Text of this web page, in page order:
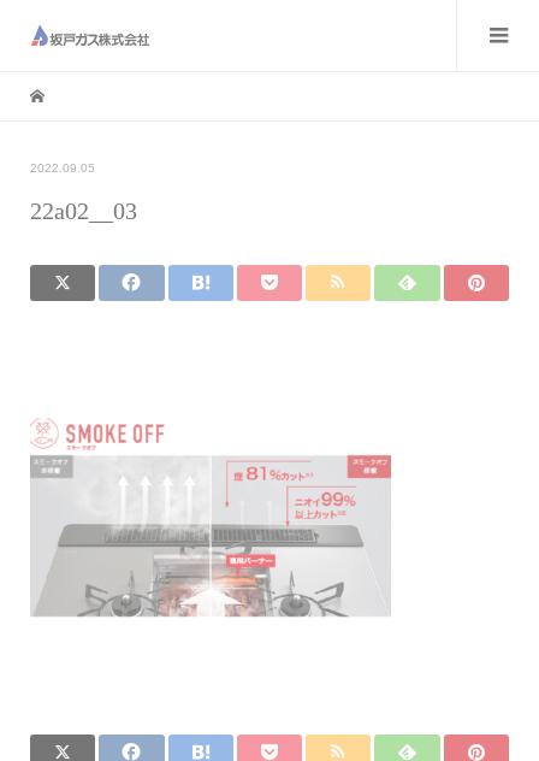
2022.09.05
22a02__03